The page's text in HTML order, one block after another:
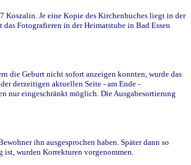
Je eine Kopie des Kirchenbuches liegt in der
Fotografieren in der Heimatstube in Bad Essen
die Geburt nicht sofort anzeigen konnten, wurde das
derzeitigen aktuellen Seite - am Ende -
nur eingeschränkt möglich. Die Ausgabesortierung
ihn ausgesprochen haben. Später dann so
wurden Korrekturen vorgenommen.